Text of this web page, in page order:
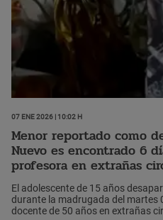
07 Ene 2026 | 10:02 h
Menor reportado como
Nuevo es encontrado 6
profesora en extrañas
El adolescente de 15 años
durante la madrugada del martes
docente de 50 años en extrañas